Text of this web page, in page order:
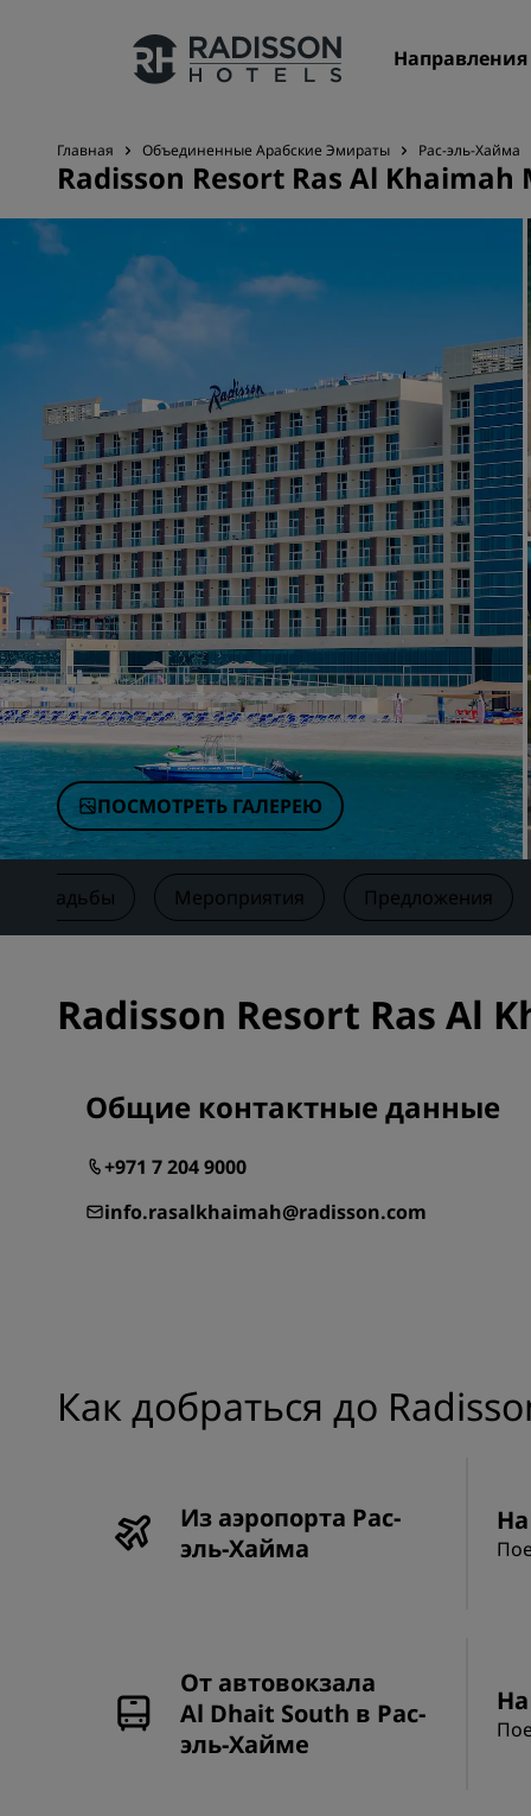
Направления
Наши бренды
Бренды Radisson Hotels
Аффилированные бренды в Китае
Главная Объединенные Арабские Эмираты Рас-эль-Хайма
Radisson Resort Ras Al
ПОСМОТРЕТЬ ГАЛЕРЕЮ
Свадьбы Мероприятия Предложения
Radisson Resort Ras Al
Общие контактные данные
+971 7 204 9000
info.rasalkhaimah@radisson.com
Как добраться до
Из аэропорта Рас-
эль-Хайма
От автовокзала
Al Dhait South в Рас-
эль-Хайме